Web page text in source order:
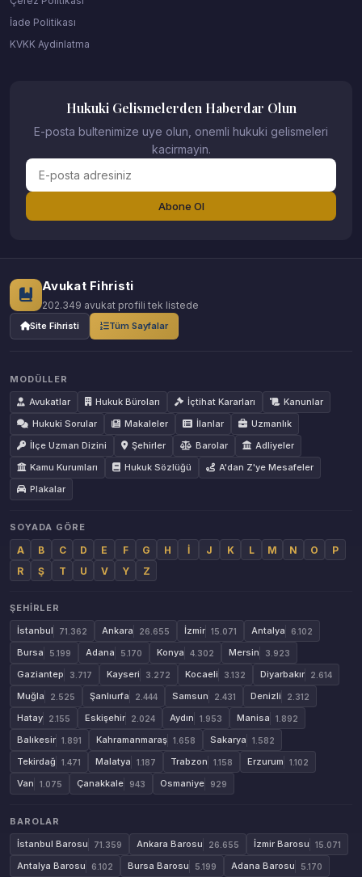
İade Politikası
KVKK Aydinlatma
Hukuki Gelismelerden Haberdar Olun
E-posta bultenimize uye olun, onemli hukuki gelismeleri
kacirmayin.
Abone Ol
Avukat Fihristi
202.349 avukat profili tek listede
Site Fihristi Tüm Sayfalar
MODÜLLER
Avukatlar
Hukuk Büroları İçtihat Kararları
Kanunlar
Hukuki Sorular
Makaleler İlanlar
Uzmanlık
İlçe Uzman Dizini
Şehirler Barolar
Adliyeler
Kamu Kurumları
Hukuk Sözlüğü
A'dan Z'ye Mesafeler
Plakalar
SOYADA GÖRE
A B C D E F G H İ J K L M N O
P
R
Ş T U V Y Z
ŞEHIRLER
İstanbul
71.362 Ankara 26.655 İzmir 15.071 Antalya 6.102
Bursa 5.199 Adana 5.170 Konya 4.302 Mersin 3.923
Gaziantep 3.717 Kayseri 3.272 Kocaeli 3.132 Diyarbakır 2.614
Muğla 2.525 Şanlıurfa 2.444 Samsun 2.431 Denizli 2.312
Hatay 2.155 Eskişehir 2.024 Aydın 1.953 Manisa 1.892
Balıkesir 1.891 Kahramanmaraş 1.658 Sakarya 1.582
Tekirdağ 1.471 Malatya 1.187 Trabzon 1.158 Erzurum 1.102
Van 1.075 Çanakkale 943 Osmaniye 929
BAROLAR
İstanbul Barosu
71.359 Ankara Barosu 26.655 İzmir Barosu 15.071
Antalya Barosu 6.102 Bursa Barosu 5.199 Adana Barosu 5.170